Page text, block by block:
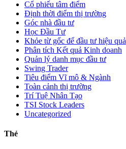
Cổ phiếu tâm điểm
Định thời điểm thị trường
Góc nhà đầu tư
Học Đầu Tư
Khỏe từ gốc để đầu tư hiệu quả
Phân tích Kết quả Kinh doanh
Quản lý danh mục đầu tư
Swing Trader
Tiêu điểm Vĩ mô & Ngành
Toàn cảnh thị trường
Trí Tuệ Nhân Tạo
TSI Stock Leaders
Uncategorized
Thẻ